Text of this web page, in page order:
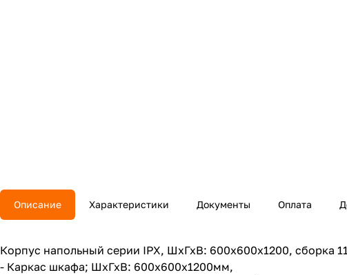
Описание Характеристики Документы Оплата
Корпус напольный серии IPX, ШхГхВ: 600х600х1200, сборка
- Каркас шкафа; ШхГхВ: 600x600х1200мм,